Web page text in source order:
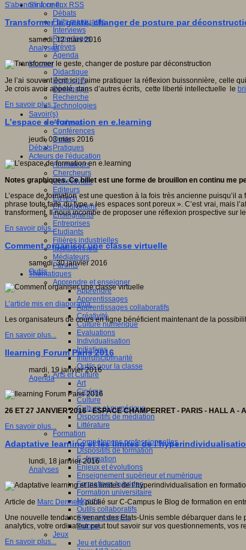
S'informer
Débats
Faits marquants
Interviews
Reportages
Brèves
Agenda
Innover
Didactique
Dispositifs
Pédagogie
Recherche
Technologies
Savoir(s)
Analyses
Conférences
Outils
Pratiques
Acteurs de l'éducation
Animateurs
Chercheurs
Collectivités
Editeurs
EdTech
Encadrement
Enseignants
Entreprises
Etudiants
Filières industrielles
Institutionnels
Médiateurs
Parents
Thématiques
Apprendre et enseigner
Apprendre
Apprentissages
Apprentissages collaboratifs
Créativité
Culture numérique
Evaluations
Individualisation
Initiatives
Interdisciplinarité
Outils pour la classe
Arts et Culture
Art
Cinéma
Culture
Culture et numérique
Dispositifs de médiation
Littérature
Formation
Compétences professionnelles
Dispositifs de formation
E- formation
Enjeux et évolutions
Enseignement supérieur et numérique
Formations hybrides
Formation universitaire
Mooc’s
Outils collaboratifs
Sites ressources
Tutorat
Jeux
Jeu et éducation
S'abonner à ce flux RSS
Transformer le geste, changer de posture par
samedi, 12 mars 2016
Analyses
Je l’ai souvent écrit ici, j’aime pratiquer la réflexion buissonnière, celle
Je crois avoir appelé, dans d’autres écrits, cette liberté intellectuelle le
En savoir plus...
L’espace de formation en e.learning
jeudi, 03 mars 2016
Débats
Notes graphiques. Ce billet est une forme de brouillon en continu me
L’espace de formation est une question à la fois très ancienne
phrase toute faite du type « les espaces sont poreux ». C’est vrai, mais
transforment. Il nous incombe de proposer une réflexion prospective sur
En savoir plus...
Comment organiser une classe virtuelle
samedi, 30 janvier 2016
Outils
L’article mis en diaporama.
Les organisateurs de cours en ligne bénéficient maintenant de la
En savoir plus...
Ilearning Forum Paris 2016
mardi, 19 janvier 2016
Agenda
26 ET 27 JANVIER 2016 - ESPACE CHAMPERRET - PARIS - HALL A -
En savoir plus...
Adaptative learning et les limites de
lundi, 18 janvier 2016
Analyses
Article de Marc Dennerypublié sur C-Campus le Blog de formation en
Une nouvelle tendance venant des Etats-Unis semble débarquer dans
analytics, votre ordinateur peut tout savoir sur vos questionnements,
En savoir plus...